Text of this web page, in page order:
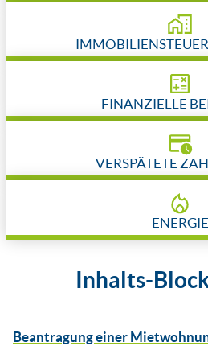
FINANZIELLE
VERSPÄTETE
ENERGIE
Inhalts-
Beantragung einer